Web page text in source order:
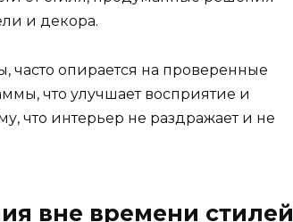
и декора.
часто опирается на проверенные
что улучшает восприятие и
что интерьер не раздражает и не
вне времени стилей